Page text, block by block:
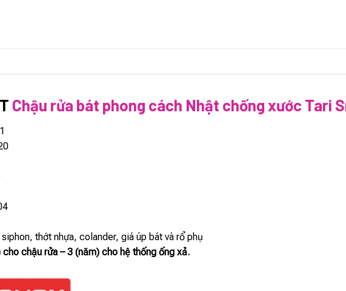
Chậu rửa bát phong cách Nhật chống xước Tari
thớt nhựa, colander, giá úp bát và rổ phụ
cho chậu rửa – 3 (năm) cho hệ thống ống xả.